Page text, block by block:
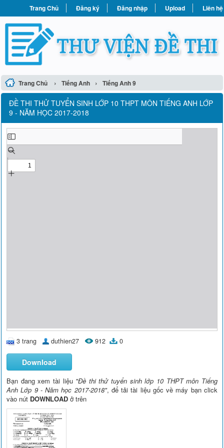
Trang Chủ Đăng ký Đăng nhập Upload Liên hệ
Trang Chủ › Tiếng Anh › Tiếng Anh 9
ĐỀ THI THỬ TUYỂN SINH LỚP 10 THPT MÔN TIẾNG ANH LỚP
9 - NĂM HỌC 2017-2018
3 trang duthien27 912 0
Download
Bạn đang xem tài liệu "Đề thi thử tuyển sinh lớp 10 THPT môn Tiếng
Anh Lớp 9 - Năm học 2017-2018", để tải tài liệu gốc về máy bạn click
vào nút DOWNLOAD ở trên